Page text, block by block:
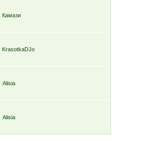
Камази
KrasotkaDJo
Alisia
Alisia